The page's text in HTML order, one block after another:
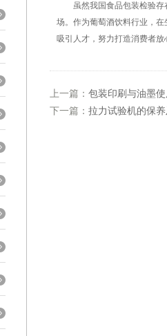
虽然我国食品包装检验存
场。作为葡萄酒饮料行业，
吸引人才，努力打造消费者
上一篇： 包装印刷与油墨
下一篇： 拉力试验机的保